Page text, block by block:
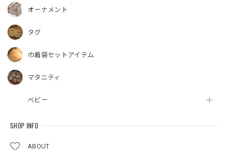
オーナメント
タグ
巾着袋セットアイテム
マタニティ
ベビー
SHOP INFO
ABOUT